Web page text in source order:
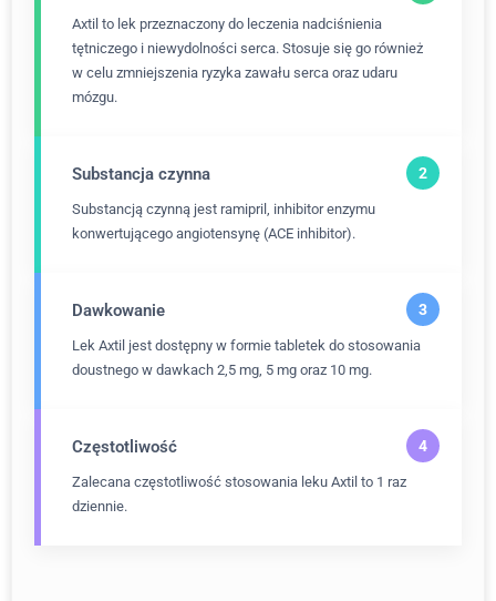
Axtil to lek przeznaczony do leczenia nadciśnienia
tętniczego i niewydolności serca. Stosuje się go również
w celu zmniejszenia ryzyka zawału serca oraz udaru
mózgu.
Substancja czynna
Substancją czynną jest ramipril, inhibitor enzymu
konwertującego angiotensynę (ACE inhibitor).
Dawkowanie
Lek Axtil jest dostępny w formie tabletek do stosowania
doustnego w dawkach 2,5 mg, 5 mg oraz 10 mg.
Częstotliwość
Zalecana częstotliwość stosowania leku Axtil to 1 raz
dziennie.